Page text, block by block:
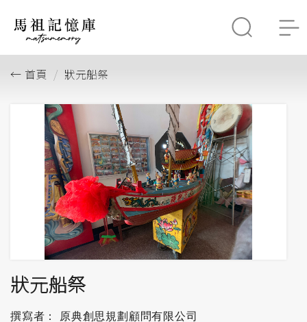
首頁 狀元船祭
狀元船祭
撰寫者： 原典創思規劃顧問有限公司